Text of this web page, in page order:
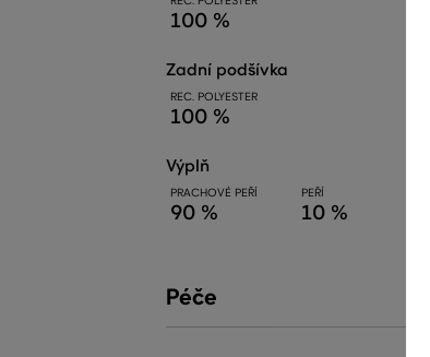
100 %
zadní podšívka
REC. POLYESTER
100 %
výplň
PRACHOVÉ PEŘÍ
90 %
PEŘÍ
10 %
Péče